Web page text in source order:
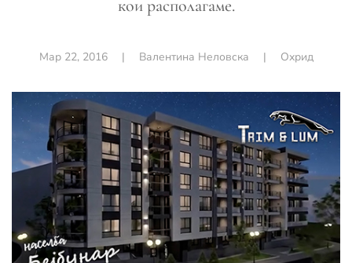
кои располагаме.
Мар 22, 2016| Валентина Неловска | Охрид